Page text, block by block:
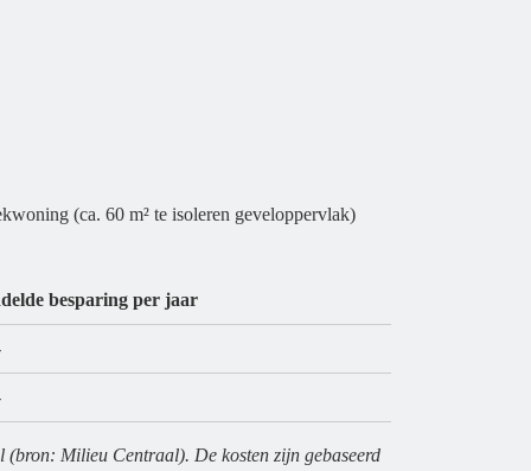
(ca. 60 m² te isoleren geveloppervlak)
besparing per jaar
(bron: Milieu Centraal). De kosten zijn gebaseerd